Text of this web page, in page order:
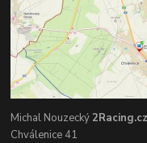
Michal Nouzecký2Racing.cz
Chválenice 41